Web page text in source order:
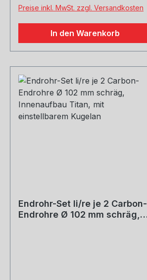
Preise inkl. MwSt. zzgl. Versandkosten
In den Warenkorb
Endrohr-Set li/re je 2 Carbon-
Endrohre Ø 102 mm schräg,